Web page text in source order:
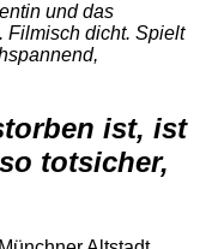
und das
Filmisch dicht. Spielt
ist, ist
totsicher,